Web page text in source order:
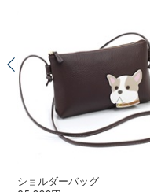
ショルダーバッグ